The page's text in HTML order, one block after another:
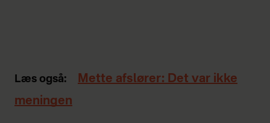
Læs også:
Mette afslører: Det var ikke
meningen